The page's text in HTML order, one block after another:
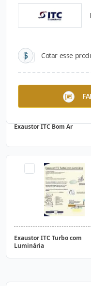
Cotar esse
Exaustor ITC Bom Ar
Exaustor ITC Turbo com
Luminária